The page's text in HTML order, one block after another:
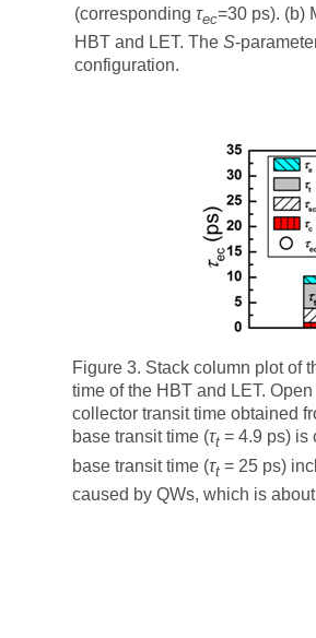
(corresponding τec=30 ps). (b)
HBT and LET. The S-
configuration.
Figure 3. Stack column plot of
time of the HBT and LET.
collector transit time obtained
base transit time (τt = 4.9 ps) is
base transit time (τt = 25 ps)
caused by QWs, which is